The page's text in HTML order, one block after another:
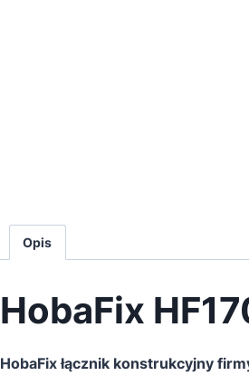
Opis
HobaFix
HobaFix łącznik konstrukcyjny